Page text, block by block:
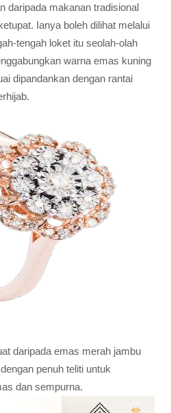
daripada makanan tradisional
Ianya boleh dilihat melalui
tengah loket itu seolah-olah
warna emas kuning
dipandankan dengan rantai
daripada emas merah jambu
penuh teliti untuk
dan sempurna.